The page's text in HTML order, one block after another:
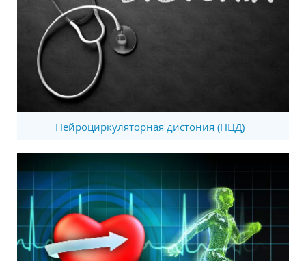
Нейроциркуляторная дистония (НЦД)